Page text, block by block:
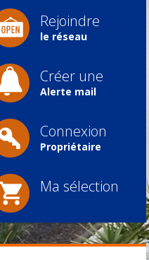
Rejoindre
le réseau
Créer une
Alerte mail
Connexion
Propriétaire
Ma sélection